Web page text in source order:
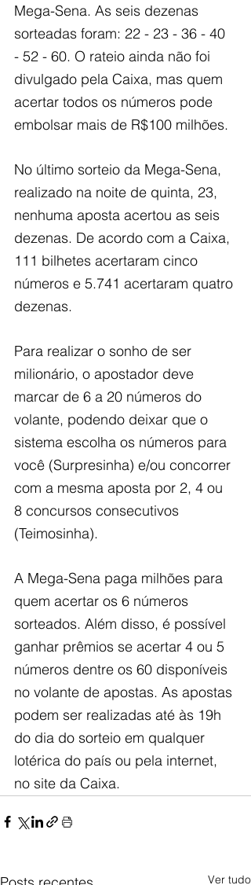
Mega-Sena. As seis dezenas
sorteadas foram: 22 - 23 - 36 - 40
- 52 - 60. O rateio ainda não foi
divulgado pela Caixa, mas quem
acertar todos os números pode
embolsar mais de R$100 milhões.
No último sorteio da Mega-Sena,
realizado na noite de quinta, 23,
nenhuma aposta acertou as seis
dezenas. De acordo com a Caixa,
111 bilhetes acertaram cinco
números e 5.741 acertaram quatro
dezenas.
Para realizar o sonho de ser
milionário, o apostador deve
marcar de 6 a 20 números do
volante, podendo deixar que o
sistema escolha os números para
você (Surpresinha) e/ou concorrer
com a mesma aposta por 2, 4 ou
8 concursos consecutivos
(Teimosinha).
A Mega-Sena paga milhões para
quem acertar os 6 números
sorteados. Além disso, é possível
ganhar prêmios se acertar 4 ou 5
números dentre os 60 disponíveis
no volante de a​postas. As apostas
podem ser realizadas até às 19h
do dia do sorteio em qualquer
lotérica do país ou pela internet,
no site da Caixa.
Ver tudo